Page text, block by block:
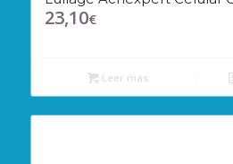
23,10€
Leer más